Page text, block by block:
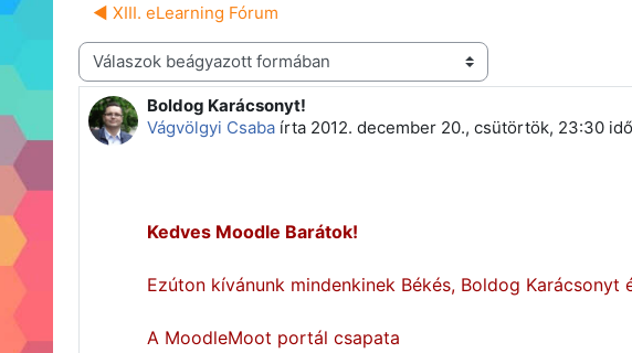
◀︎ XIII. eLearning Fórum
Megjelenítési mód
Boldog Karácsonyt!
Vágvölgyi Csaba írta 2012. december 20., csütörtök, 23:30
Válaszok szám: 0
Kedves Moodle Barátok!
Ezúton kívánunk mindenkinek Békés, Boldog Karácsonyt
A MoodleMoot portál csapata